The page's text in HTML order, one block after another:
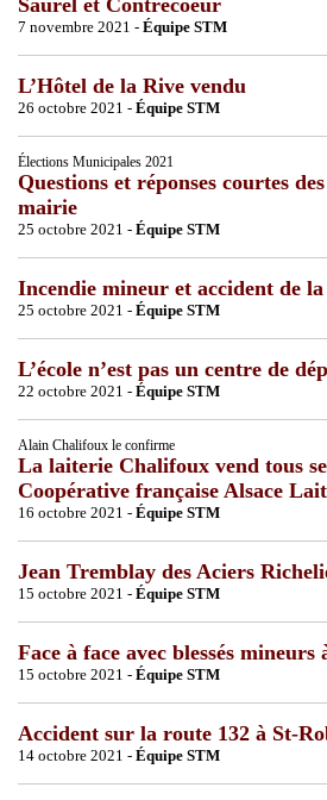
7 novembre 2021 - Équipe STM
L’Hôtel de la Rive vendu
26 octobre 2021 - Équipe STM
Élections Municipales 2021
Questions et réponses courtes
mairie
25 octobre 2021 - Équipe STM
Incendie mineur et accident de
25 octobre 2021 - Équipe STM
L’école n’est pas un centre de
22 octobre 2021 - Équipe STM
Alain Chalifoux le confirme
La laiterie Chalifoux vend tous
Coopérative française Alsace Lait
16 octobre 2021 - Équipe STM
Jean Tremblay des Aciers
15 octobre 2021 - Équipe STM
Face à face avec blessés
15 octobre 2021 - Équipe STM
Accident sur la route 132 à St-
14 octobre 2021 - Équipe STM